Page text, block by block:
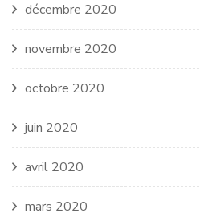
décembre 2020
novembre 2020
octobre 2020
juin 2020
avril 2020
mars 2020